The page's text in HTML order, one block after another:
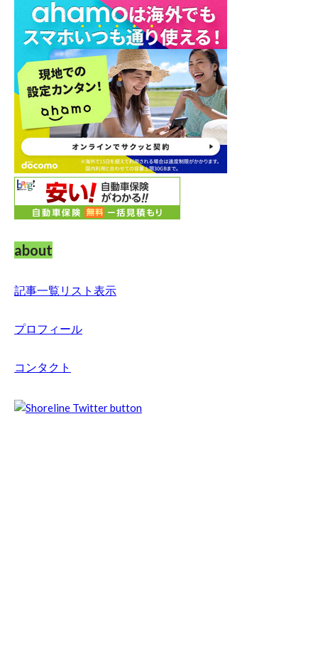
about
記事一覧リスト表示
プロフィール
コンタクト